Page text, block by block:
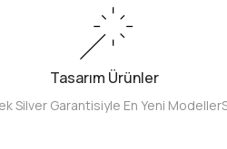
Tasarım Ürünler
Silver Garantisiyle En Yeni Modeller